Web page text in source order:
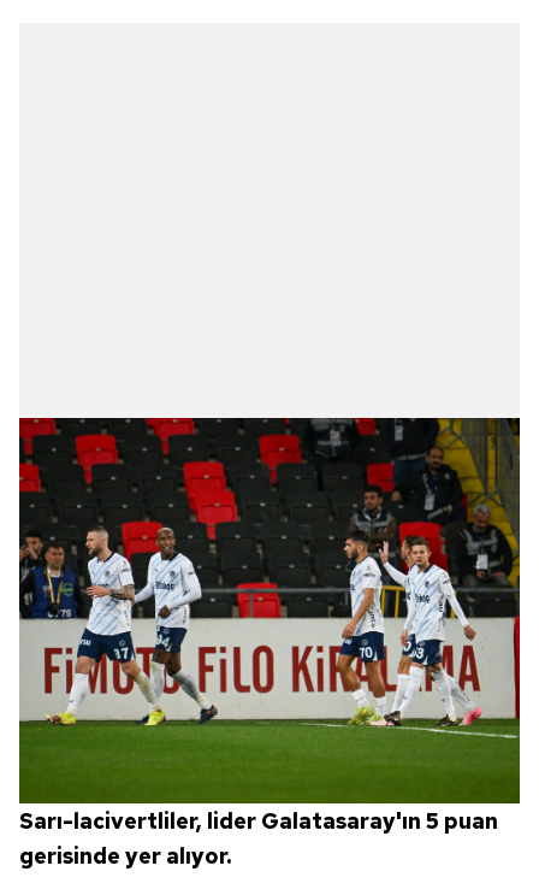
Sarı-lacivertliler, lider Galatasaray'ın 5 puan
gerisinde yer alıyor.